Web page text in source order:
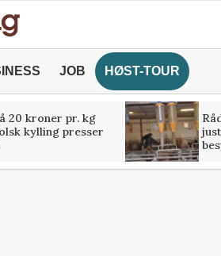
JOB HØST-TOUR
20 kroner pr. kg
kylling presser